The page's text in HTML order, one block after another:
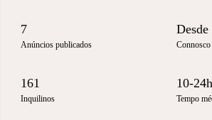
7
Anúncios publicados Connosco
161
Inquilinos
10-24h
Tempo